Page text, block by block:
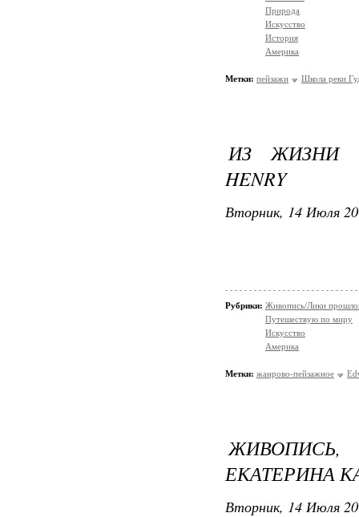
Природа
Искусство
История
Америка
Метки: пейзажи Школа реки
ИЗ ЖИЗНИ
HENRY
Вторник, 14 Июля
Рубрики: Живопись/Лики
Путешествую по миру
Искусство
Америка
Метки: жанрово-пейзажное
ЕКАТЕРИНА
Вторник, 14 Июля